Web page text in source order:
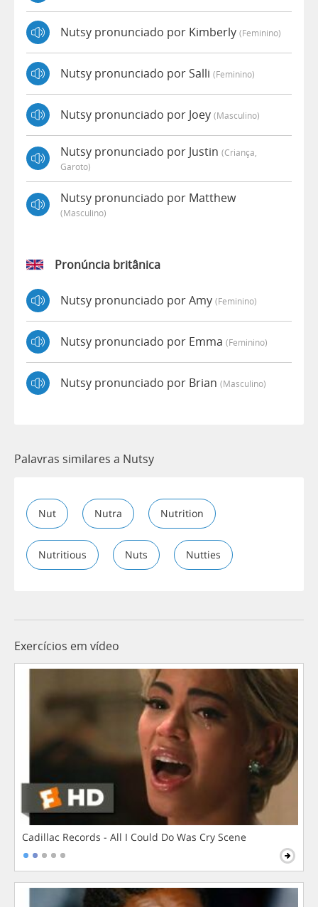
Nutsy pronunciado por Kimberly (feminino)
Nutsy pronunciado por Salli (feminino)
Nutsy pronunciado por Joey (masculino)
Nutsy pronunciado por Justin (criança,
Garoto)
Nutsy pronunciado por Matthew
(masculino)
Pronúncia britânica
Nutsy pronunciado por Amy (feminino)
Nutsy pronunciado por Emma (feminino)
Nutsy pronunciado por Brian (masculino)
Palavras similares a Nutsy
Nut Nutra Nutrition
Nutritious Nuts Nutties
Exercícios em vídeo
Cadillac Records - All I Could Do Was Cry Scene